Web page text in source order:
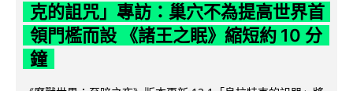
克的詛咒」專訪：巢穴不為提高世界首
領門檻而設 《諸王之眠》縮短約 10 分
鐘